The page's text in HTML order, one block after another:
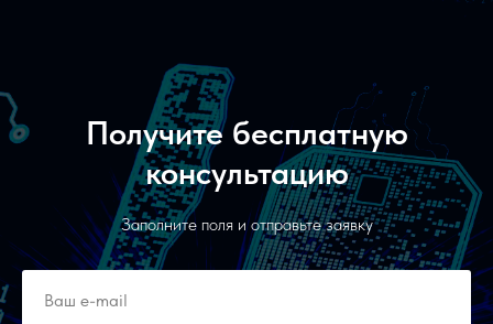
Получите бесплатную
консультацию
Заполните поля и отправьте заявку